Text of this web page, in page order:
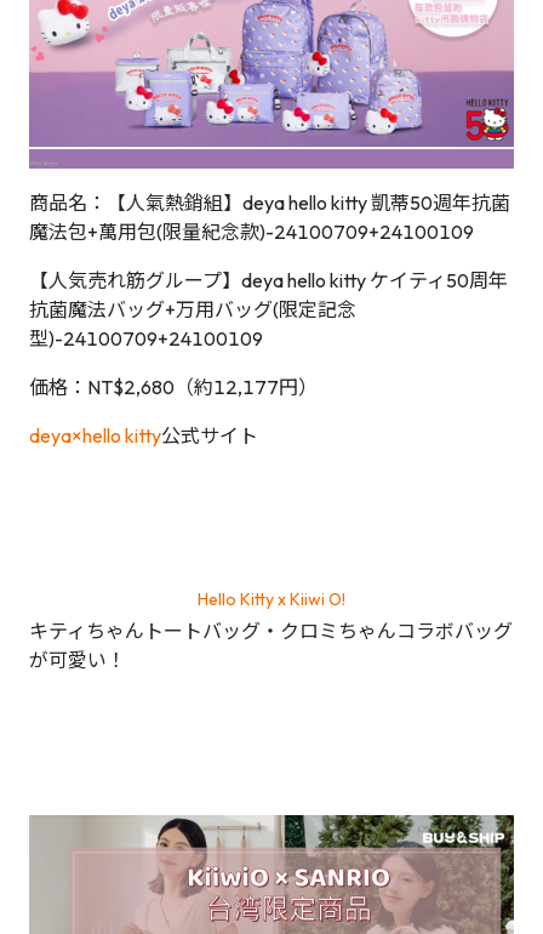
商品名：【人氣熱銷組】deya hello kitty 凱蒂50週年抗菌
魔法包+萬用包(限量紀念款)-24100709+24100109
【人気売れ筋グループ】deya hello kitty ケイティ50周年
抗菌魔法バッグ+万用バッグ(限定記念
型)-24100709+24100109
価格：NT$2,680（約12,177円）
deya×hello kitty公式サイト
Hello Kitty x Kiiwi O!
キティちゃんトートバッグ・クロミちゃんコラボバッグ
が可愛い！